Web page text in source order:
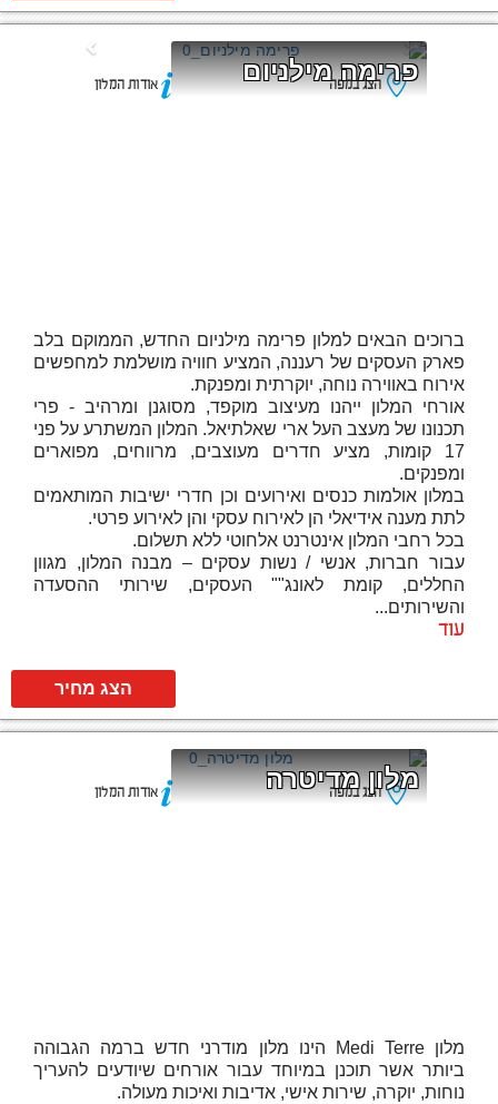
פרימה מילניום
הצג במפה אודות המלון
ברוכים הבאים למלון פרימה מילניום החדש, הממוקם בלב
פארק העסקים של רעננה, המציע חוויה מושלמת למחפשים
אירוח באווירה נוחה, יוקרתית ומפנקת.
אורחי המלון ייהנו מעיצוב מוקפד, מסוגנן ומרהיב - פרי
תכנונו של מעצב העל ארי שאלתיאל. המלון המשתרע על פני
17 קומות, מציע חדרים מעוצבים, מרווחים, מפוארים
ומפנקים.
במלון אולמות כנסים ואירועים וכן חדרי ישיבות המותאמים
לתת מענה אידיאלי הן לאירוח עסקי והן לאירוע פרטי.
בכל רחבי המלון אינטרנט אלחוטי ללא תשלום.
עבור חברות, אנשי / נשות עסקים – מבנה המלון, מגוון
החללים, קומת לאונג"" העסקים, שירותי ההסעדה
והשירותים...
עוד
הצג מחיר
מלון מדיטרה
הצג במפה אודות המלון
מלון Medi Terre הינו מלון מודרני חדש ברמה הגבוהה
ביותר אשר תוכנן במיוחד עבור אורחים שיודעים להעריך
נוחות, יוקרה, שירות אישי, אדיבות ואיכות מעולה.